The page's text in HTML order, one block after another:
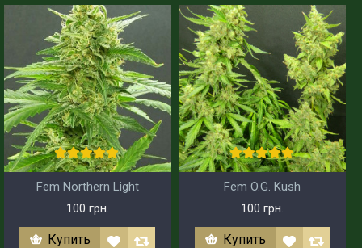
Fem Northern Light
100 грн.
Купить
Fem O.G. Kush
100 грн.
Купить